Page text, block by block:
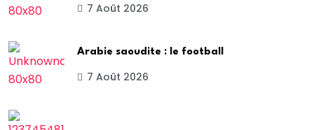
7 Août 2026
Arabie saoudite : le football
7 Août 2026